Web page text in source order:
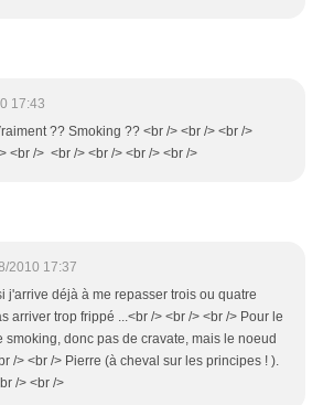
17:43
?? Smoking ?? <br /> <br /> <br />
<br /> <br /> <br /> <br /> <br />
2010 17:37
j'arrive déjà à me repasser trois ou quatre
arriver trop frippé ...<br /> <br /> <br /> Pour le
smoking, donc pas de cravate, mais le noeud
/> <br /> Pierre (à cheval sur les principes ! ).
/> <br />